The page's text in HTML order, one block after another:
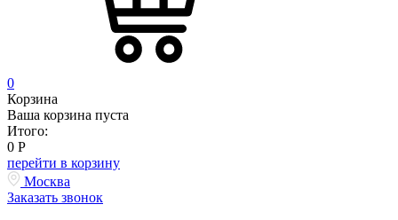
0
Корзина
Ваша корзина пуста
Итого:
0 Р
перейти в корзину
Москва
Заказать звонок